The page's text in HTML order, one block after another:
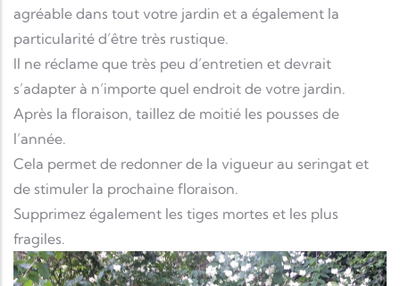
agréable dans tout votre jardin et a également la
particularité d’être très rustique.
Il ne réclame que très peu d’entretien et devrait
s’adapter à n’importe quel endroit de votre jardin.
Après la floraison, taillez de moitié les pousses de
l’année.
Cela permet de redonner de la vigueur au seringat et
de stimuler la prochaine floraison.
Supprimez également les tiges mortes et les plus
fragiles.